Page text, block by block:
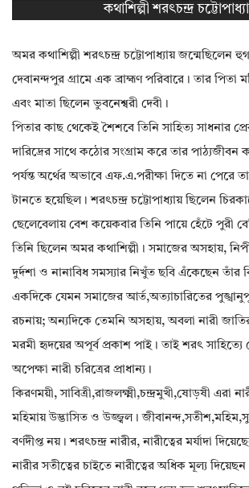
কথাশিল্পী শরৎচন্দ্র
অমর কথাশিল্পী শরৎচন্দ্র চট্টোপাধ্যায় জন্মেছিলেন
দেবানন্দপুর গ্রামে এক ব্রাহ্মণ পরিবারে। তার পিতা
এবং মাতা ছিলেন ভুবনেশ্বরী দেবী।
পিতার কাছ থেকেই শৈশবে তিনি সাহিত্য সাধনার
দারিদ্রের সাথে কঠোর সংগ্রাম করে তার পাঠ্যজীবন
পর্যন্ত অর্থের অভাবে এফ.এ.পরীক্ষা দিতে না পেরে
টানতে হয়েছিল। শরৎচন্দ্র চট্টোপাধ্যায় ছিলেন
ছেলেবেলায় বেশ কয়েকবার তিনি পায়ে হেঁটে পুরী
তিনি ছিলেন অমর কথাশিল্পী। সমাজের অসহায়,
দুর্দশা ও নানাবিধ সমস্যার নিখুঁত ছবি এঁকেছেন তাঁর
একদিকে যেমন সমাজের আর্ত,অত্যাচারিতের
রচনায়; অন্যদিকে তেমনি অসহায়, অবলা নারী
মরমী হৃদয়ের অপূর্ব প্রকাশ পাই। তাই শরৎ সাহিত্যে
অপেক্ষা নারী চরিত্রের প্রাধান্য।
কিরণময়ী, সাবিত্রী,রাজলক্ষ্মী,চন্দ্রমুখী,ষোড়ষী এরা
মহিমায় উদ্ভাসিত ও উজ্জ্বল।
বর্ণদীপ্ত নয়। শরৎচন্দ্র নারীর, নারীত্বের মর্যাদা
নারীর সতীত্বের চাইতে নারীত্বের অধিক মূল্য